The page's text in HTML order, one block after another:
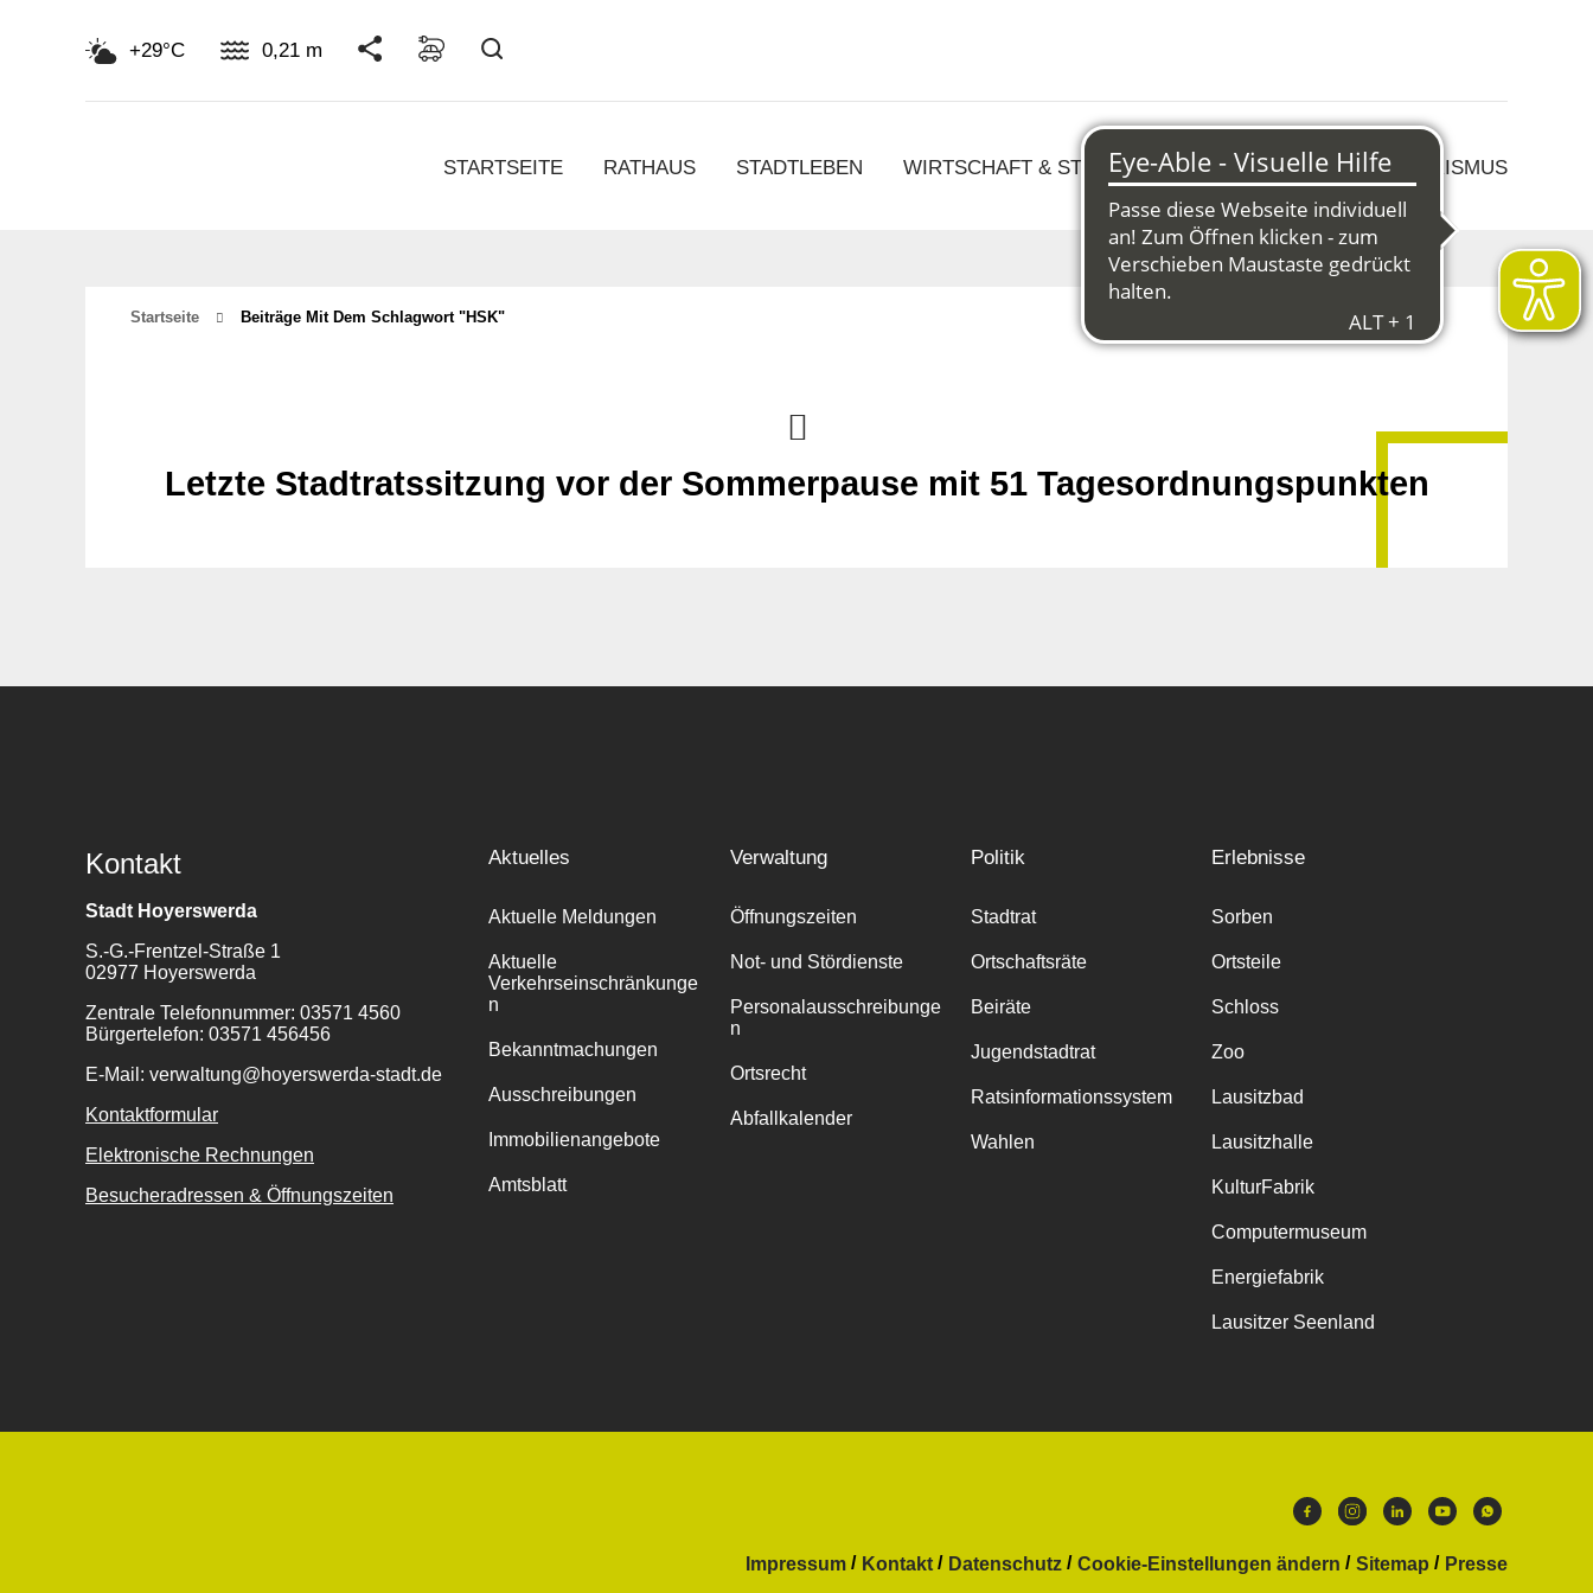
+29°C 0,21 m
STARTSEITE RATHAUS STADTLEBEN WIRTSCHAFT & STRUKTURWANDEL KULTUR & TOURISMUS
Startseite Beiträge Mit Dem Schlagwort "HSK"
Letzte Stadtratssitzung vor der Sommerpause mit 51 Tagesordnungspunkten
Kontakt
Stadt Hoyerswerda
S.-G.-Frentzel-Straße 1
02977 Hoyerswerda
Zentrale Telefonnummer: 03571 4560
Bürgertelefon: 03571 456456
E-Mail: verwaltung@hoyerswerda-stadt.de
Kontaktformular
Elektronische Rechnungen
Besucheradressen & Öffnungszeiten
Aktuelles
Aktuelle Meldungen
Aktuelle
Verkehrseinschränkunge
n
Bekanntmachungen
Ausschreibungen
Immobilienangebote
Amtsblatt
Verwaltung
Öffnungszeiten
Not- und Stördienste
Personalausschreibunge
n
Ortsrecht
Abfallkalender
Politik
Stadtrat
Ortschaftsräte
Beiräte
Jugendstadtrat
Ratsinformationssystem
Wahlen
Erlebnisse
Sorben
Ortsteile
Schloss
Zoo
Lausitzbad
Lausitzhalle
KulturFabrik
Computermuseum
Energiefabrik
Lausitzer Seenland
Impressum Kontakt Datenschutz Cookie-Einstellungen ändern Sitemap
Presse